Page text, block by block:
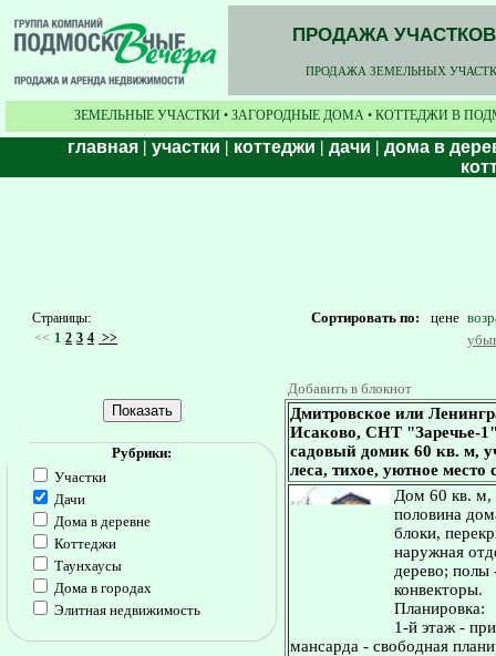
ПРОДАЖА
ПРОДАЖА ЗЕМЕЛЬНЫХ
ЗЕМЕЛЬНЫЕ УЧАСТКИ • ЗАГОРОДНЫЕ ДОМА • КОТТЕДЖИ В
главная | участки | коттеджи | дачи | дома в
Страницы:
<< 1 2 3 4 >>
Сортировать по: цене
Рубрики:
Участки
Дачи
Дома в деревне
Коттеджи
Таунхаусы
Дома в городах
Элитная недвижимость
Добавить в блокнот
Дмитровское или
Исаково, СНТ "Заречье-
садовый домик 60 кв. м,
леса, тихое, уютное место
Дом 60 кв. м,
половина
блоки,
наружная
дерево; полы
конвекторы.
Планировка:
1-й этаж -
мансарда - свободная